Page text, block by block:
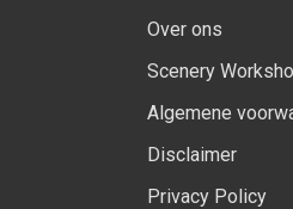
Over ons
Scenery
Algemene
Disclaimer
Privacy Policy